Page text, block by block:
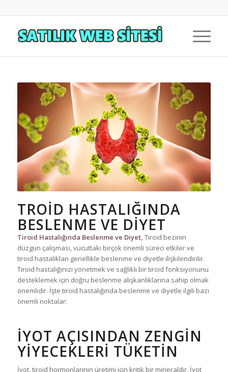
TROID HASTALIĞINDA
BESLENME VE DIYET
Tiroid Hastalığında Beslenme ve Diyet, Tiroid bezinin
düzgün çalışması, vücuttaki birçok önemli süreci etkiler ve
tiroid hastalıkları genellikle beslenme ve diyetle ilişkilendirilir.
Tiroid hastalığınızı yönetmek ve sağlıklı bir tiroid fonksiyonunu
desteklemek için doğru beslenme alışkanlıklarına sahip olmak
önemlidir. İşte tiroid hastalığında beslenme ve diyetle ilgili bazı
önemli noktalar:
İYOT AÇISINDAN ZENGIN
YIYECEKLERI TÜKETIN
İyot, tiroid hormonlarının üretimi için kritik bir mineraldir. İyot